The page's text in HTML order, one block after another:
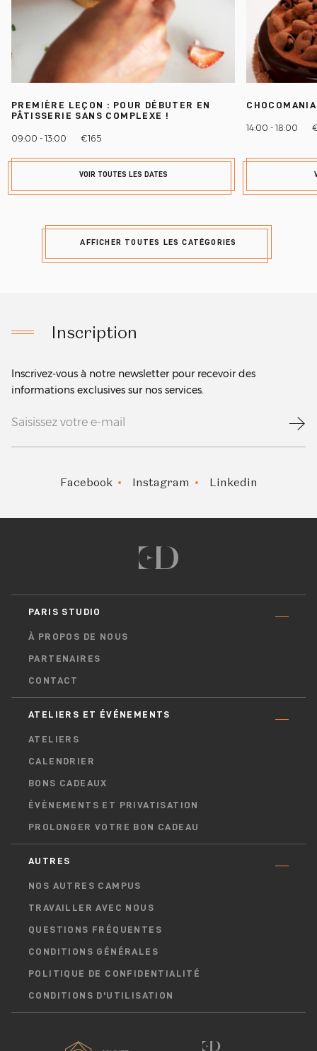
PREMIÈRE LEÇON : POUR DÉBUTER EN
PÂTISSERIE SANS COMPLEXE !
09:00 - 13:00 €165
VOIR TOUTES LES DATES
CHOCOMANIA
14:00 - 18:00
AFFICHER TOUTES LES CATÉGORIES
Inscription
Inscrivez-vous à notre newsletter pour recevoir des
informations exclusives sur nos services.
Facebook Instagram Linkedin
PARIS STUDIO
À PROPOS DE NOUS
PARTENAIRES
CONTACT
ATELIERS ET ÉVÉNEMENTS
ATELIERS
CALENDRIER
BONS CADEAUX
ÉVÈNEMENTS ET PRIVATISATION
PROLONGER VOTRE BON CADEAU
AUTRES
NOS AUTRES CAMPUS
TRAVAILLER AVEC NOUS
QUESTIONS FRÉQUENTES
CONDITIONS GÉNÉRALES
POLITIQUE DE CONFIDENTIALITÉ
CONDITIONS D'UTILISATION